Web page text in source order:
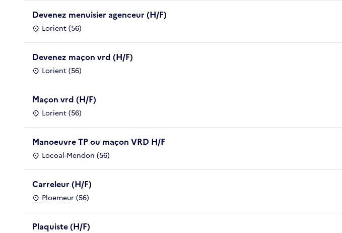
Devenez menuisier agenceur (H/F)
Lorient (56)
Devenez maçon vrd (H/F)
Lorient (56)
Maçon vrd (H/F)
Lorient (56)
Manoeuvre TP ou maçon VRD H/F
Locoal-Mendon (56)
Carreleur (H/F)
Ploemeur (56)
Plaquiste (H/F)